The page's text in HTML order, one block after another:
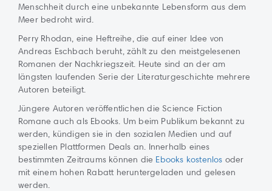
Menschheit durch eine unbekannte Lebensform aus dem
Meer bedroht wird.
Perry Rhodan, eine Heftreihe, die auf einer Idee von
Andreas Eschbach beruht, zählt zu den meistgelesenen
Romanen der Nachkriegszeit. Heute sind an der am
längsten laufenden Serie der Literaturgeschichte mehrere
Autoren beteiligt.
Jüngere Autoren veröffentlichen die Science Fiction
Romane auch als Ebooks. Um beim Publikum bekannt zu
werden, kündigen sie in den sozialen Medien und auf
speziellen Plattformen Deals an. Innerhalb eines
bestimmten Zeitraums können die Ebooks kostenlos oder
mit einem hohen Rabatt heruntergeladen und gelesen
werden.